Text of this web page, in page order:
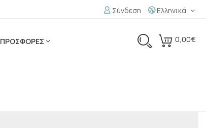
Σύνδεση Ελληνικά
0,00€
ΠΡΟΣΦΟΡΕΣ